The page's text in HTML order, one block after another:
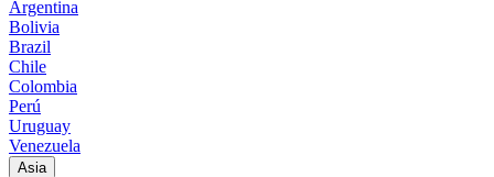
Argentina
Bolivia
Brazil
Chile
Colombia
Perú
Uruguay
Venezuela
Asia